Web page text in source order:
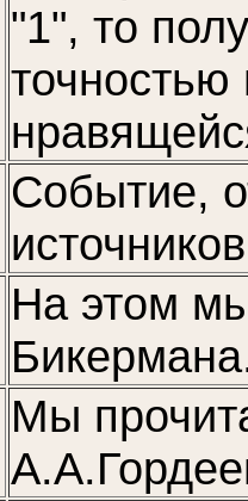
"1", то
точностью
Событие,
На этом
Мы